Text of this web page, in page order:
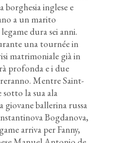
borghesia inglese e
a un marito
dura sei anni.
una tournée in
matrimoniale già in
profonda e i due
Mentre Saint-
la sua ala
ballerina russa
Bogdanova,
arriva per Fanny,